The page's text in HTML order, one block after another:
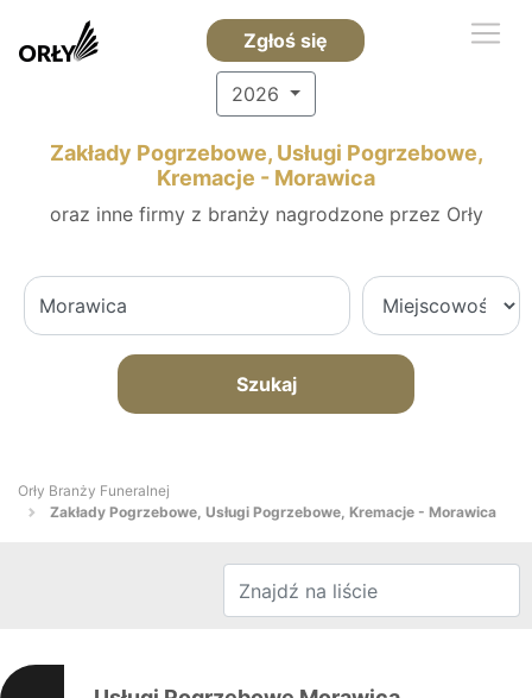
Zgłoś się
2026
Zakłady Pogrzebowe, Usługi Pogrzebowe,
Kremacje - Morawica
oraz inne firmy z branży nagrodzone przez Orły
Szukaj
Orły Branży Funeralnej
Zakłady Pogrzebowe, Usługi Pogrzebowe, Kremacje - Morawica